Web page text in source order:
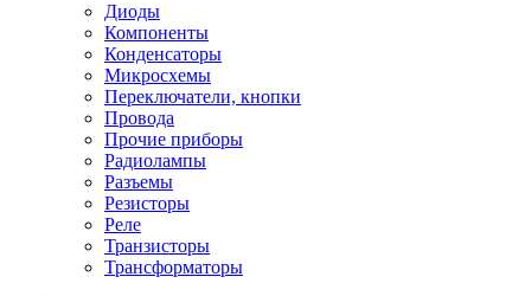
Диоды
Компоненты
Конденсаторы
Микросхемы
Переключатели, кнопки
Провода
Прочие приборы
Радиолампы
Разъемы
Резисторы
Реле
Транзисторы
Трансформаторы